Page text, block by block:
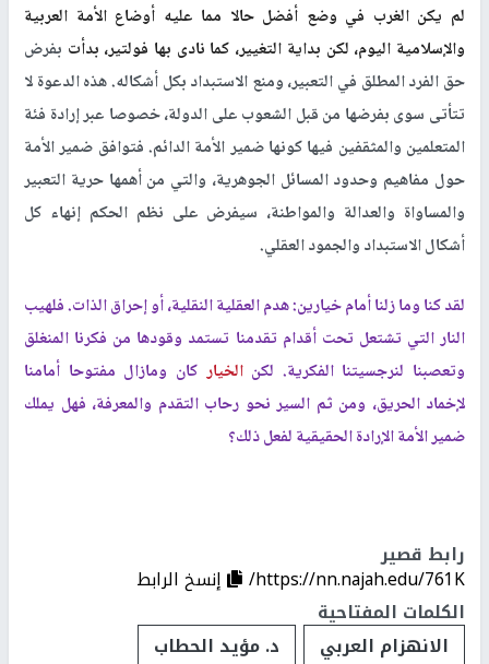
لم يكن الغرب في وضع أفضل حالا مما عليه أوضاع الأمة العربية
والإسلامية اليوم، لكن بداية التغيير، كما نادى بها فولتير، بدأت بفرض
حق الفرد المطلق في التعبير، ومنع الاستبداد بكل أشكاله. هذه الدعوة لا
تتأتى سوى بفرضها من قبل الشعوب على الدولة، خصوصا عبر إرادة فئة
المتعلمين والمثقفين فيها كونها ضمير الأمة الدائم. فتوافق ضمير الأمة
حول مفاهيم وحدود المسائل الجوهرية، والتي من أهمها حرية التعبير
والمساواة والعدالة والمواطنة، سيفرض على نظم الحكم إنهاء كل
أشكال الاستبداد والجمود العقلي.
لقد كنا وما زلنا أمام خيارين: هدم العقلية النقلية، أو إحراق الذات. فلهيب
النار التي تشتعل تحت أقدام تقدمنا تستمد وقودها من فكرنا المنغلق
وتعصبنا لنرجسيتنا الفكرية. لكنالخيار كان ومازال مفتوحا أمامنا
لإخماد الحريق، ومن ثم السير نحو رحاب التقدم والمعرفة، فهل يملك
ضمير الأمة الإرادة الحقيقية لفعل ذلك؟
رابط قصير
https://nn.najah.edu/761K/
إنسخ الرابط
الكلمات المفتاحية
الانهزام العربي
د. مؤيد الحطاب